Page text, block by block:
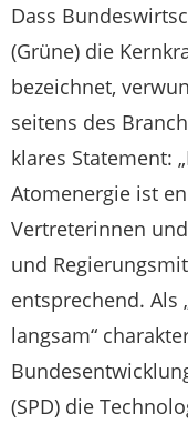
Dass
(Grüne) die
bezeichnet,
seitens des
klares Statement:
Atomenergie ist
Vertreterinnen
und
entsprechend. Als
langsam“
(SPD) die